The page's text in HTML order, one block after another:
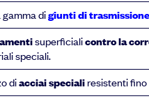
gamma digiunti di trasmissione
superficialicontro la
speciali.
diacciai specialiresistenti